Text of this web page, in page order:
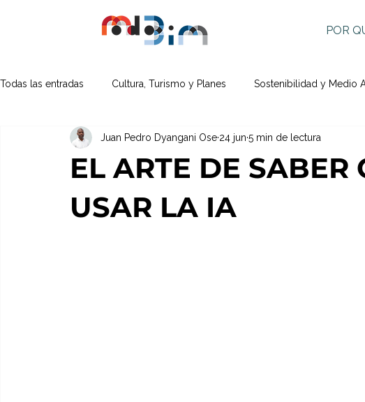
POR
Todas las entradas Cultura, Turismo y Planes Sostenibilidad y Medio
Proyectos y Experimentos
EL ARTE DE SABER
USAR LA IA
Juan Pedro Dyangani Ose 24 jun 5 min de lectura